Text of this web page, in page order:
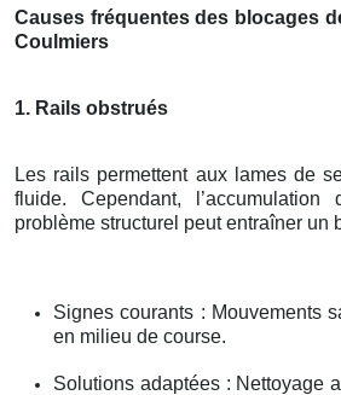
Causes fréquentes des blocages
Coulmiers
1. Rails obstrués
Les rails permettent aux lames de
fluide. Cependant,
problème structurel peut entraîner un
Signes courants : Mouvements
en milieu de course.
Solutions adaptées : Nettoyage